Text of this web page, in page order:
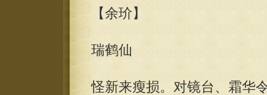
【余玠】
瑞鹤仙
怪新来瘦损。对镜台、霜华